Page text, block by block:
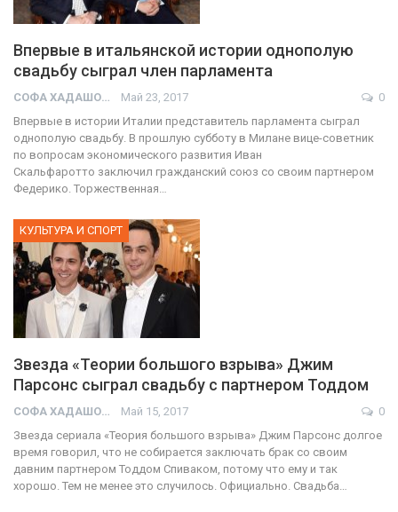
Впервые в итальянской истории однополую
свадьбу сыграл член парламента
СОФА ХАДАШОТ Май 23, 2017
0
Впервые в истории Италии представитель парламента сыграл
однополую свадьбу. В прошлую субботу в Милане вице-советник
по вопросам экономического развития Иван
Скальфаротто заключил гражданский союз со своим партнером
Федерико. Торжественная…
КУЛЬТУРА И СПОРТ
Звезда «Теории большого взрыва» Джим
Парсонс сыграл свадьбу с партнером Тоддом
СОФА ХАДАШОТ Май 15, 2017
0
Звезда сериала «Теория большого взрыва» Джим Парсонс долгое
время говорил, что не собирается заключать брак со своим
давним партнером Тоддом Спиваком, потому что ему и так
хорошо. Тем не менее это случилось. Официально. Свадьба…